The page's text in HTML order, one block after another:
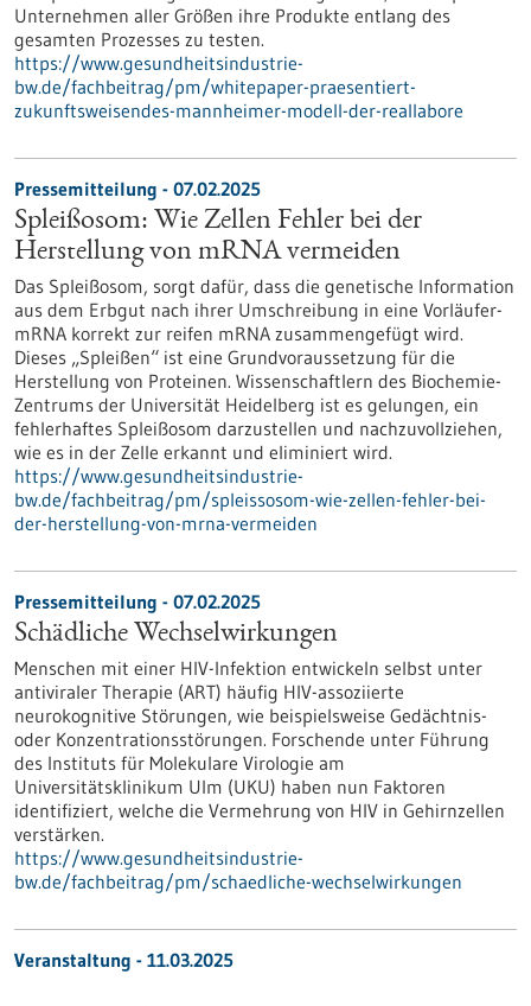
Unternehmen aller Größen ihre Produkte entlang des
gesamten Prozesses zu testen.
https://www.gesundheitsindustrie-
bw.de/fachbeitrag/pm/whitepaper-praesentiert-
zukunftsweisendes-mannheimer-modell-der-reallabore
Pressemitteilung - 07.02.2025
Spleißosom: Wie Zellen Fehler bei der
Herstellung von mRNA vermeiden
Das Spleißosom, sorgt dafür, dass die genetische Information
aus dem Erbgut nach ihrer Umschreibung in eine Vorläufer-
mRNA korrekt zur reifen mRNA zusammengefügt wird.
Dieses „Spleißen“ ist eine Grundvoraussetzung für die
Herstellung von Proteinen. Wissenschaftlern des Biochemie-
Zentrums der Universität Heidelberg ist es gelungen, ein
fehlerhaftes Spleißosom darzustellen und nachzuvollziehen,
wie es in der Zelle erkannt und eliminiert wird.
https://www.gesundheitsindustrie-
bw.de/fachbeitrag/pm/spleissosom-wie-zellen-fehler-bei-
der-herstellung-von-mrna-vermeiden
Pressemitteilung - 07.02.2025
Schädliche Wechselwirkungen
Menschen mit einer HIV-​Infektion entwickeln selbst unter
antiviraler Therapie (ART) häufig HIV-​assoziierte
neurokognitive Störungen, wie beispielsweise Gedächtnis-​
oder Konzentrationsstörungen. Forschende unter Führung
des Instituts für Molekulare Virologie am
Universitätsklinikum Ulm (UKU) haben nun Faktoren
identifiziert, welche die Vermehrung von HIV in Gehirnzellen
verstärken.
https://www.gesundheitsindustrie-
bw.de/fachbeitrag/pm/schaedliche-wechselwirkungen
Veranstaltung - 11.03.2025